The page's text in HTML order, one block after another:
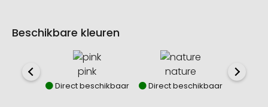
Beschikbare kleuren
pink
Direct beschikbaar
nature
Direct beschikbaar